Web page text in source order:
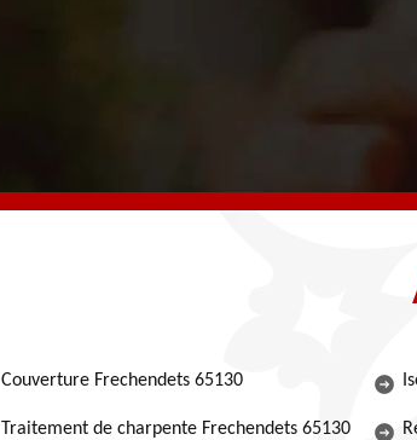
Couverture Frechendets 65130
Traitement de charpente Frechendets 65130